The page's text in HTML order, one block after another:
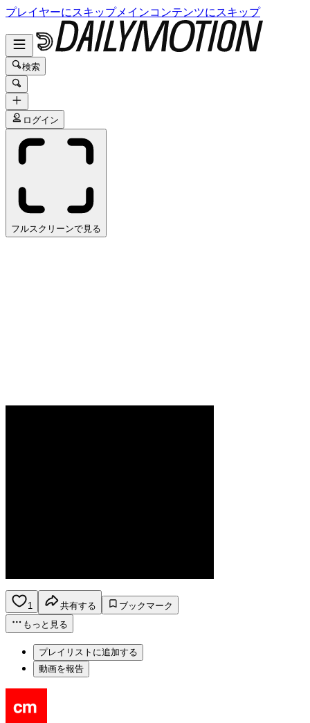
プレイヤーにスキップメインコンテンツにスキップ
検索
ログイン
フルスクリーンで見る
1 共有する
ブックマーク
もっと見る
プレイリストに追加する
動画を報告